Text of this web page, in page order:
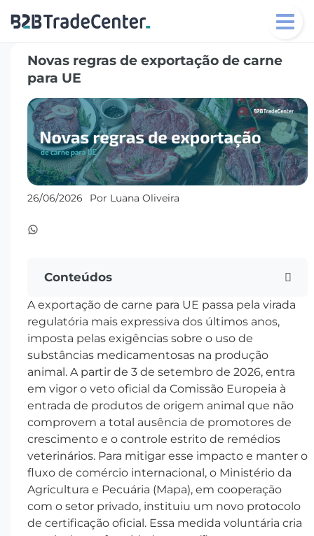
Novas regras de exportação de carne
para UE
26/06/2026 Por Luana Oliveira
Conteúdos
A exportação de carne para UE passa pela virada
regulatória mais expressiva dos últimos anos,
imposta pelas exigências sobre o uso de
substâncias medicamentosas na produção
animal. A partir de 3 de setembro de 2026, entra
em vigor o veto oficial da Comissão Europeia à
entrada de produtos de origem animal que não
comprovem a total ausência de promotores de
crescimento e o controle estrito de remédios
veterinários. Para mitigar esse impacto e manter o
fluxo de comércio internacional, o Ministério da
Agricultura e Pecuária (Mapa), em cooperação
com o setor privado, instituiu um novo protocolo
de certificação oficial. Essa medida voluntária cria